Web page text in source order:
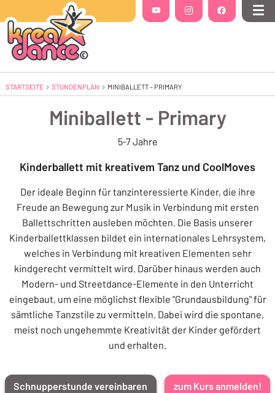
YouTube(Öffnet in einem neuen Tab oder
Instagram(Öffnet in einem neuen
Facebook(Öffnet in
STARTSEITE STUNDENPLAN AKTUELL: MINIBALLETT – PRIMARY
MINIBALLETT – PRIMARY
Miniballett - Primary
5-7 Jahre
Kinderballett mit kreativem Tanz und CoolMoves
Der ideale Beginn für tanzinteressierte Kinder, die ihre
Freude an Bewegung zur Musik in Verbindung mit ersten
Ballettschritten ausleben möchten. Die Basis unserer
Kinderballettklassen bildet ein internationales Lehrsystem,
welches in Verbindung mit kreativen Elementen sehr
kindgerecht vermittelt wird. Darüber hinaus werden auch
Modern- und Streetdance-Elemente in den Unterricht
eingebaut, um eine möglichst flexible "Grundausbildung" für
sämtliche Tanzstile zu vermitteln. Dabei wird die spontane,
meist noch ungehemmte Kreativität der Kinder gefördert
und erhalten.
Schnupperstunde vereinbaren zum Kurs anmelden!